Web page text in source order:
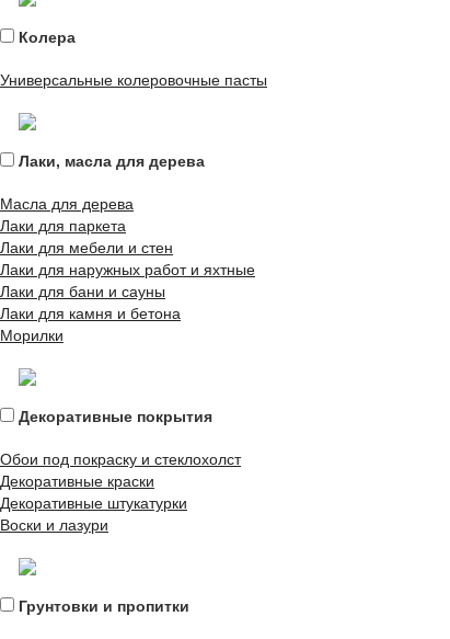
Колера
Универсальные колеровочные пасты
Лаки, масла для дерева
Масла для дерева
Лаки для паркета
Лаки для мебели и стен
Лаки для наружных работ и яхтные
Лаки для бани и сауны
Лаки для камня и бетона
Морилки
Декоративные покрытия
Обои под покраску и стеклохолст
Декоративные краски
Декоративные штукатурки
Воски и лазури
Грунтовки и пропитки